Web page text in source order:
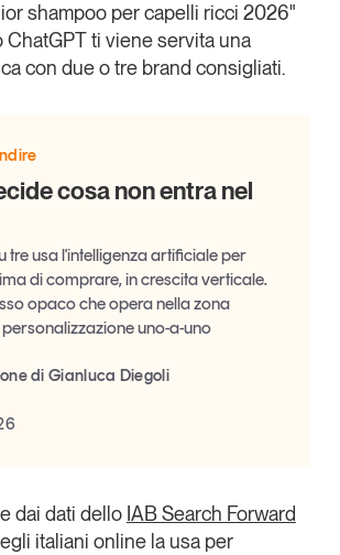
di GS1 Italy che racconta in
il cambiamento e le sfide del largo
a professionisti e
Italy
shampoo per capelli ricci 2026"
ChatGPTti viene servita una
con due o tre brand consigliati.
cosa non entra nel
tre usa l'intelligenza artificiale per
di comprare, in crescita verticale.
opaco che opera nella zona
uno-a-uno
di Gianluca Diegoli
dai dati dello IAB Search Forward
italiani online la usa per